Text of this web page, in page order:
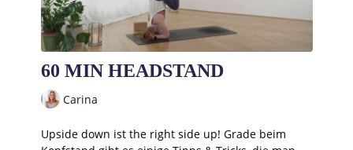
60 MIN HEADSTAND
Carina
Upside down ist the right side up! Grade beim